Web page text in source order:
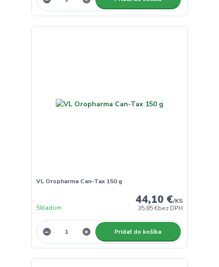
VL Oropharma Can-Tax 150 g
44,10 €/KS
35,85 €bez DPH
Skladom
Pridať do košíka